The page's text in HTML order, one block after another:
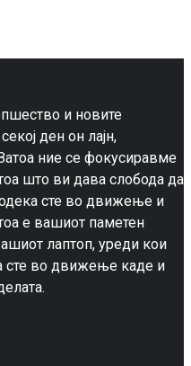
и новите
ден он лајн,
ние се фокусиравме
што ви дава слобода да
сте во движење и
е вашиот паметен
лаптоп, уреди кои
сте во движење каде и